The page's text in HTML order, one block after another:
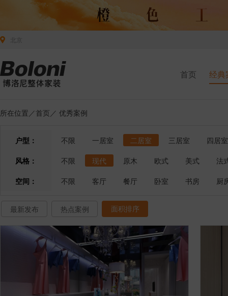
首页 经典
所在位置／首页 ／ 优秀案例
户型： 不限 一居室 二居室 三居室
四居室
风格：
不限 现代 原木 欧式 美式
法
空间：
不限 客厅 餐厅 卧室 书房 厨
最新发布 热点案例 面积排序